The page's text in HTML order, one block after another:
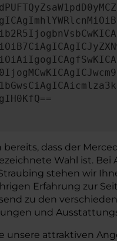
bereits, dass der
Wahl ist. Bei
stehen wir
Erfahrung zur
zu den
und
unsere attraktiven